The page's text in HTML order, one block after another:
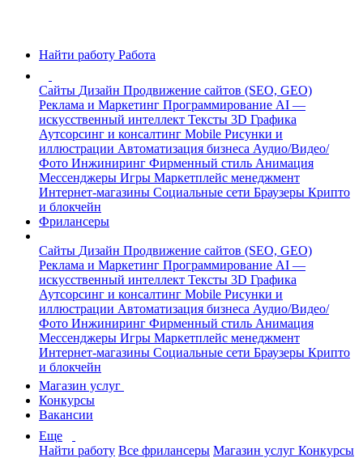
Найти работу Работа
Сайты Дизайн Продвижение сайтов (SEO, GEO)
Реклама и Маркетинг Программирование AI —
искусственный интеллект Тексты 3D Графика
Аутсорсинг и консалтинг Mobile Рисунки и
иллюстрации Автоматизация бизнеса Аудио/Видео/
Фото Инжиниринг Фирменный стиль Анимация
Мессенджеры Игры Маркетплейс менеджмент
Интернет-магазины Социальные сети Браузеры Крипто
и блокчейн
Фрилансеры
Сайты Дизайн Продвижение сайтов (SEO, GEO)
Реклама и Маркетинг Программирование AI —
искусственный интеллект Тексты 3D Графика
Аутсорсинг и консалтинг Mobile Рисунки и
иллюстрации Автоматизация бизнеса Аудио/Видео/
Фото Инжиниринг Фирменный стиль Анимация
Мессенджеры Игры Маркетплейс менеджмент
Интернет-магазины Социальные сети Браузеры Крипто
и блокчейн
Магазин услуг
Конкурсы
Вакансии
Еще
Найти работу Все фрилансеры Магазин услуг Конкурсы